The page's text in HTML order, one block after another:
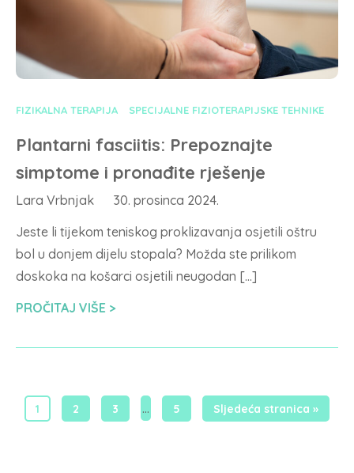
FIZIKALNA TERAPIJA SPECIJALNE FIZIOTERAPIJSKE TEHNIKE
Plantarni fasciitis: Prepoznajte
simptome i pronađite rješenje
Lara Vrbnjak
30. prosinca 2024.
Jeste li tijekom teniskog proklizavanja osjetili oštru
bol u donjem dijelu stopala? Možda ste prilikom
doskoka na košarci osjetili neugodan […]
PROČITAJ VIŠE
1 2 3 … 5 Sljedeća stranica »